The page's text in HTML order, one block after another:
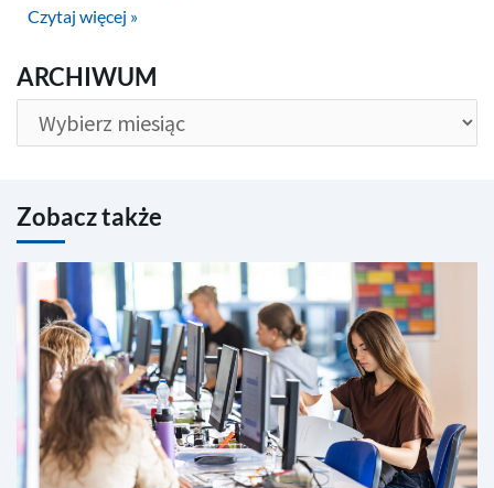
Czytaj więcej »
ARCHIWUM
ARCHIWUM
Zobacz także